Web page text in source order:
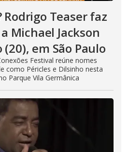
Rodrigo Teaser faz
Michael Jackson
em São Paulo
Festival reúne nomes
como Péricles e Dilsinho nesta
Parque Vila Germânica